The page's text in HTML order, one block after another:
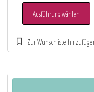
Ausführung wählen